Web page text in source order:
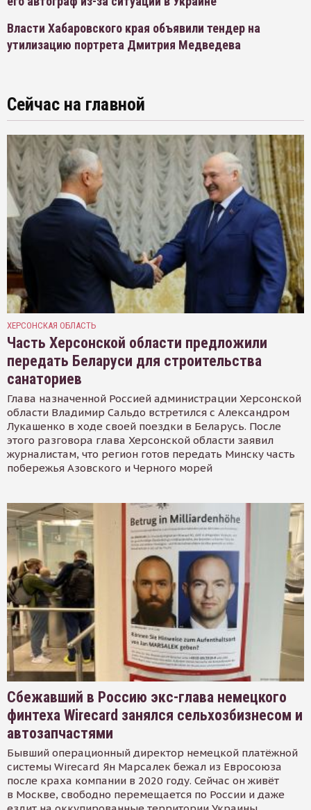
Власти Хабаровского края объявили тендер на
утилизацию портрета Дмитрия Медведева
Сейчас на главной
ХЕРСОНСКАЯ ОБЛАСТЬ
Часть Херсонской области предложили
передать Беларуси для строительства
санаториев
Глава назначенной Россией администрации Херсонской
области Владимир Сальдо встретился с Александром
Лукашенко в ходе своей поездки в Беларусь. После
этого разговора глава Херсонской области заявил
журналистам, что регион готов передать Минску часть
побережья Азовского и Черного морей
Сбежавший в Россию экс-глава немецкого
финтеха Wirecard занялся сельхозбизнесом и
автозапчастями
Бывший операционный директор немецкой платёжной
системы Wirecard Ян Марсалек бежал из Евросоюза
после краха компании в 2020 году. Сейчас он живёт
в Москве, свободно перемещается по России и даже